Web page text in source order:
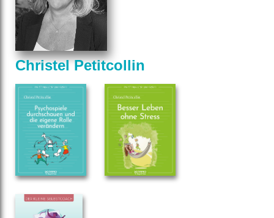
Christel Petitcollin